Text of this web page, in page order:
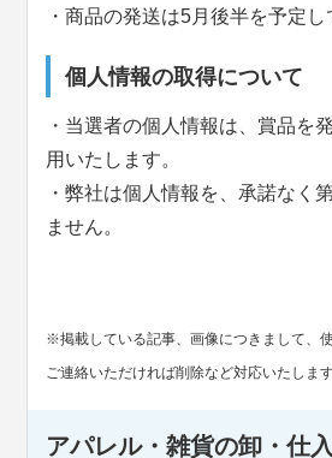
・商品の発送は5月後半を予定し
個人情報の取得について
・当選者の個人情報は、賞品を
用いたします。
・弊社は個人情報を、承諾なく
ません。
※掲載している記事、画像につきまして、
ご連絡いただければ削除など対応いたします
アパレル・雑貨の卸・仕